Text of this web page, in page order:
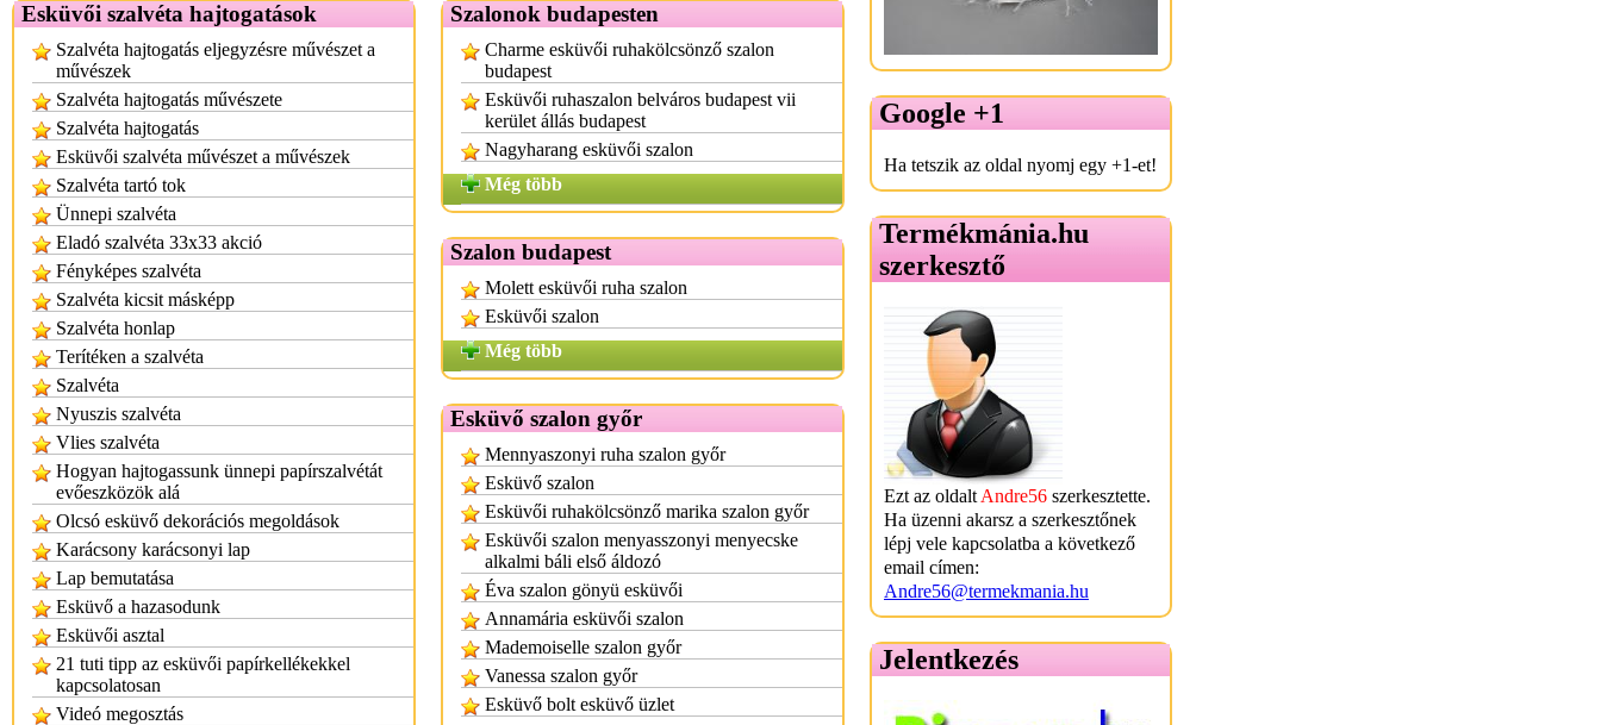
Esküvői szalvéta hajtogatások
Szalvéta hajtogatás eljegyzésre művészet a
művészek
Szalvéta hajtogatás művészete
Szalvéta hajtogatás
Esküvői szalvéta művészet a művészek
Szalvéta tartó tok
Ünnepi szalvéta
Eladó szalvéta 33x33 akció
Fényképes szalvéta
Szalvéta kicsit másképp
Szalvéta honlap
Terítéken a szalvéta
Szalvéta
Nyuszis szalvéta
Vlies szalvéta
Hogyan hajtogassunk ünnepi papírszalvétát
evőeszközök alá
Olcsó esküvő dekorációs megoldások
Karácsony karácsonyi lap
Lap bemutatása
Esküvő a hazasodunk
Esküvői asztal
21 tuti tipp az esküvői papírkellékekkel
kapcsolatosan
Videó megosztás
Szalonok budapesten
Charme esküvői ruhakölcsönző szalon
budapest
Esküvői ruhaszalon belváros budapest vii
kerület állás budapest
Nagyharang esküvői szalon
Még több
Szalon budapest
Molett esküvői ruha szalon
Esküvői szalon
Még több
Esküvő szalon győr
Mennyaszonyi ruha szalon győr
Esküvő szalon
Esküvői ruhakölcsönző marika szalon győr
Esküvői szalon menyasszonyi menyecske
alkalmi báli első áldozó
Éva szalon gönyü esküvői
Annamária esküvői szalon
Mademoiselle szalon győr
Vanessa szalon győr
Esküvő bolt esküvő üzlet
Google +1
Ha tetszik az oldal nyomj egy +1-et!
Termékmánia.hu
szerkesztő
Ezt az oldalt Andre56 szerkesztette.
Ha üzenni akarsz a szerkesztőnek
lépj vele kapcsolatba a következő
email címen:
Andre56@termekmania.hu
Jelentkezés